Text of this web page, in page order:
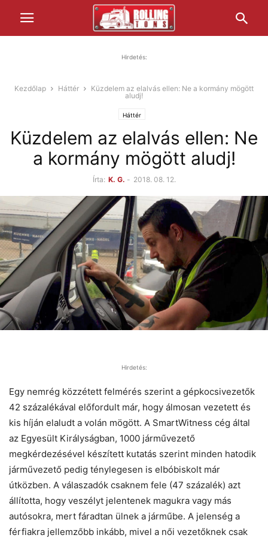
Hirdetés:
Kezdőlap Háttér
Küzdelem az elalvás ellen: Ne a kormány mögött
aludj!
Háttér
Küzdelem az elalvás ellen: Ne
a kormány mögött aludj!
Írta: K. G. - 2018. 08. 12.
Hirdetés:
Egy nemrég közzétett felmérés szerint a gépkocsivezetők
42 százalékával előfordult már, hogy álmosan vezetett és
kis híján elaludt a volán mögött. A SmartWitness cég által
az Egyesült Királyságban, 1000 járművezető
megkérdezésével készített kutatás szerint minden hatodik
járművezető pedig ténylegesen is elbóbiskolt már
útközben. A válaszadók csaknem fele (47 százalék) azt
állította, hogy veszélyt jelentenek magukra vagy más
autósokra, mert fáradtan ülnek a járműbe. A jelenség a
férfiakra jellemzőbb inkább, mivel a női vezetőknek csak